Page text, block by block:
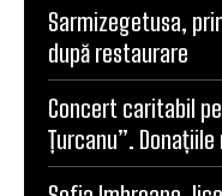
Sarmizegetusa,
după restaurare
Concert caritabil
Țurcanu”.